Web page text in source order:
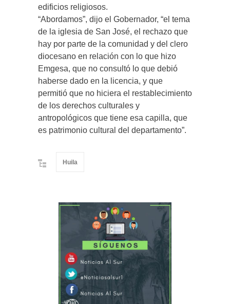
edificios religiosos.
“Abordamos”, dijo el Gobernador, “el tema
de la iglesia de San José, el rechazo que
hay por parte de la comunidad y del clero
diocesano en relación con lo que hizo
Emgesa, que no consultó lo que debió
haberse dado en la licencia, y que
permitió que no hiciera el restablecimiento
de los derechos culturales y
antropológicos que tiene esa capilla, que
es patrimonio cultural del departamento”.
Huila